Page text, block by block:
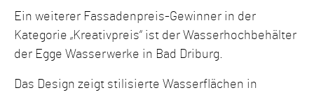
Ein weiterer Fassadenpreis-Gewinner in der
Kategorie „Kreativpreis“ ist der Wasserhochbehälter
der Egge Wasserwerke in Bad Driburg.
Das Design zeigt stilisierte Wasserflächen in